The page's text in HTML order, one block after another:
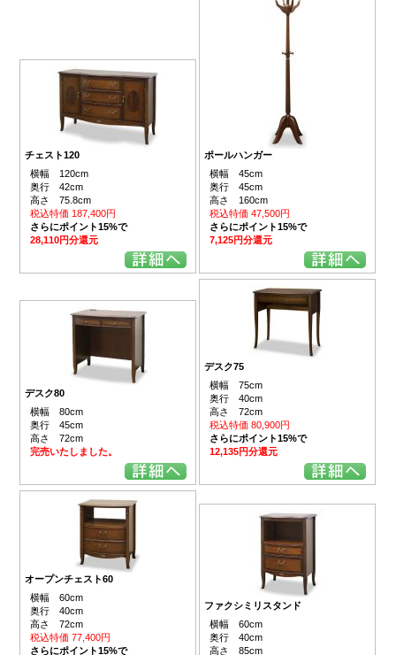
チェスト120
横幅 120cm
奥行 42cm
高さ 75.8cm
税込特価 187,400円
さらにポイント15%で
28,110円分還元
ポールハンガー
横幅 45cm
奥行 45cm
高さ 160cm
税込特価 47,500円
さらにポイント15%で
7,125円分還元
デスク80
横幅 80cm
奥行 45cm
高さ 72cm
完売いたしました。
デスク75
横幅 75cm
奥行 40cm
高さ 72cm
税込特価 80,900円
さらにポイント15%で
12,135円分還元
オープンチェスト60
横幅 60cm
奥行 40cm
高さ 72cm
税込特価 77,400円
さらにポイント15%で
ファクシミリスタンド
横幅 60cm
奥行 40cm
高さ 85cm